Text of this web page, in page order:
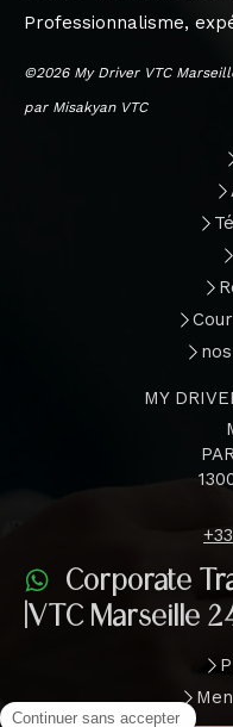
Professionnalisme,
©2026 My Driver VTC
par Misakyan VTC
MY
Corporate
|VTC Marseille